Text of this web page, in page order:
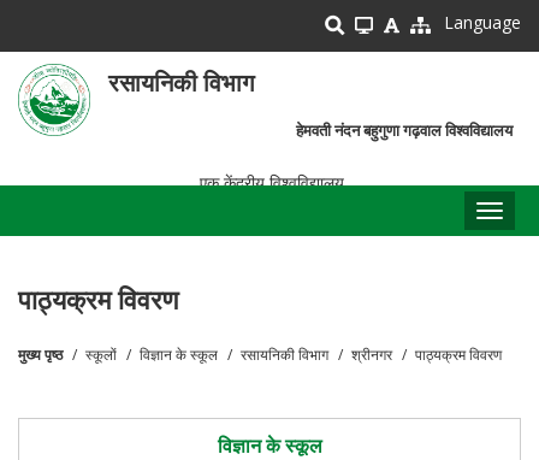
main
content
Language
रसायनिकी विभाग
हेमवती नंदन बहुगुणा गढ़वाल विश्वविद्यालय
एक केंद्रीय विश्वविद्यालय
पाठ्यक्रम विवरण
मुख्य पृष्ठ स्कूलों विज्ञान के स्कूल रसायनिकी विभाग श्रीनगर पाठ्यक्रम विवरण
विज्ञान के स्कूल